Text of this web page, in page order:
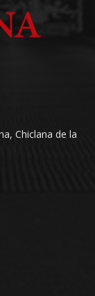
Chiclana de la